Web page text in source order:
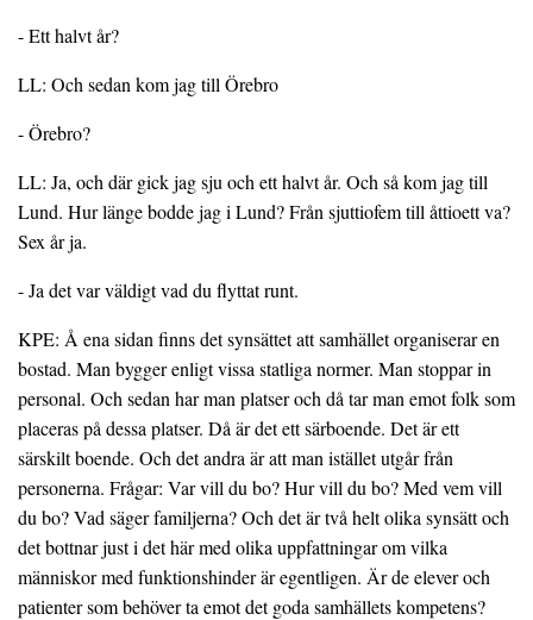
- Ett halvt år?
LL: Och sedan kom jag till Örebro
- Örebro?
LL: Ja, och där gick jag sju och ett halvt år. Och så kom jag till
Lund. Hur länge bodde jag i Lund? Från sjuttiofem till åttioett va?
Sex år ja.
- Ja det var väldigt vad du flyttat runt.
KPE: Å ena sidan finns det synsättet att samhället organiserar en
bostad. Man bygger enligt vissa statliga normer. Man stoppar in
personal. Och sedan har man platser och då tar man emot folk som
placeras på dessa platser. Då är det ett särboende. Det är ett
särskilt boende. Och det andra är att man istället utgår från
personerna. Frågar: Var vill du bo? Hur vill du bo? Med vem vill
du bo? Vad säger familjerna? Och det är två helt olika synsätt och
det bottnar just i det här med olika uppfattningar om vilka
människor med funktionshinder är egentligen. Är de elever och
patienter som behöver ta emot det goda samhällets kompetens?